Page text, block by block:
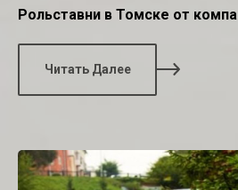
Рольставни в Томске от
Читать Далее